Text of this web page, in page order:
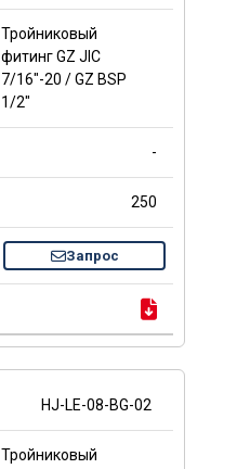
Тройниковый
фитинг GZ JIC
7/16"-20 / GZ BSP
1/2"
-
250
Запрос
HJ-LE-08-BG-02
Тройниковый